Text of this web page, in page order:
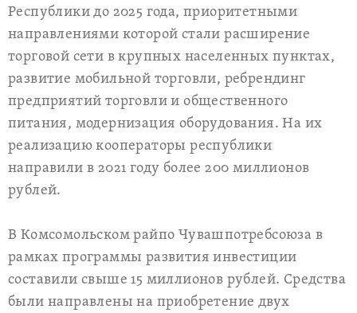
Республики до 2025 года, приоритетными
направлениями которой стали расширение
торговой сети в крупных населенных пунктах,
развитие мобильной торговли, ребрендинг
предприятий торговли и общественного
питания, модернизация оборудования. На их
реализацию кооператоры республики
направили в 2021 году более 200 миллионов
рублей.
В Комсомольском райпо Чувашпотребсоюза в
рамках программы развития инвестиции
составили свыше 15 миллионов рублей. Средства
были направлены на приобретение двух